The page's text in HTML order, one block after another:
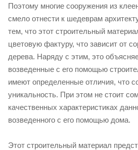
Поэтому многие сооружения из
смело отнести к шедеврам
тем, что этот строительный
цветовую фактуру, что зависит от
дерева. Наряду с этим, это
возведенные с его помощью
имеют определенные отличия, что
уникальность. При этом не стоит
качественных характеристиках
возведенного с его помощью дома.
Этот строительный материал